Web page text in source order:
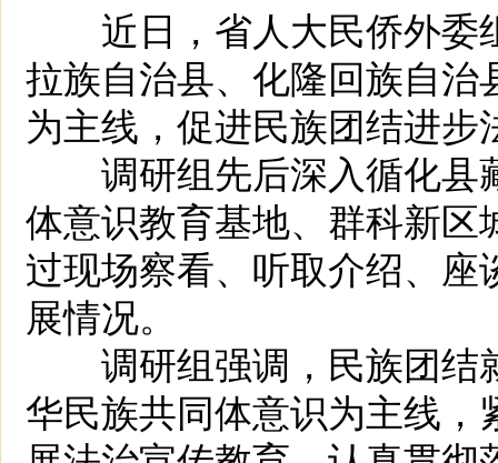
近日，省人大民侨外委
拉族自治县、化隆回族自治
为主线，促进民族团结进步
调研组先后深入循化县
体意识教育基地、群科新
过现场察看、听取介绍、
展情况。
调研组强调，民族团结
华民族共同体意识为主线